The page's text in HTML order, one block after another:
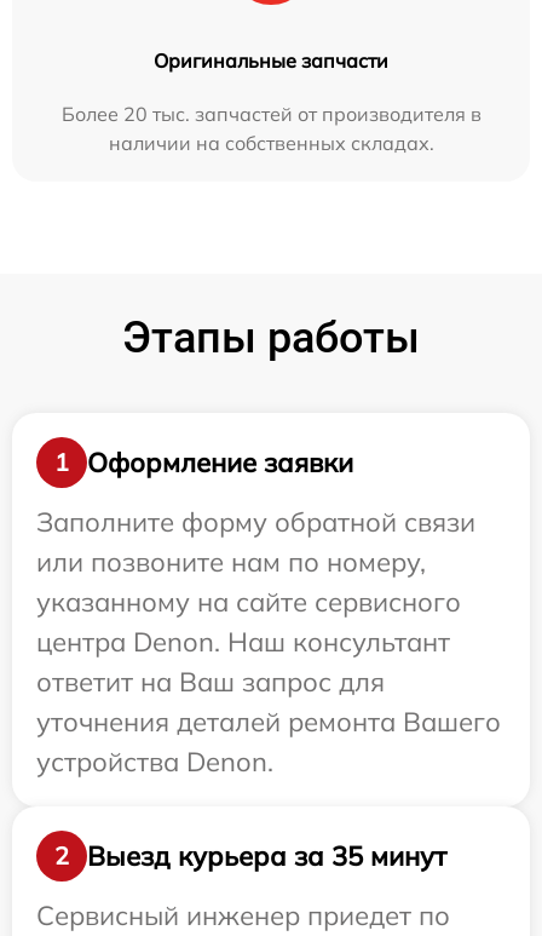
Оригинальные запчасти
Более 20 тыс. запчастей от производителя в
наличии на собственных складах.
Этапы работы
1
Оформление заявки
Заполните форму обратной связи
или позвоните нам по номеру,
указанному на сайте сервисного
центра Denon. Наш консультант
ответит на Ваш запрос для
уточнения деталей ремонта Вашего
устройства Denon.
2
Выезд курьера за 35 минут
Сервисный инженер приедет по